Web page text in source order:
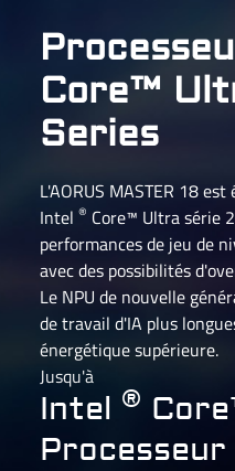
Core™
Series
L'AORUS MASTER 18
Intel ® Core™ Ultra série
performances de jeu de
avec des possibilités
Le NPU de nouvelle
de travail d'IA plus
énergétique supérieure.
Jusqu'à
Intel ®
Processeur